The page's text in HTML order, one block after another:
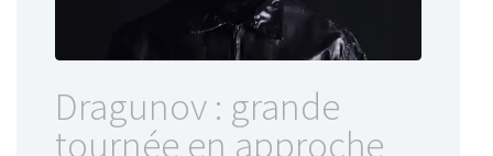
Dragunov : grande
tournée en approche